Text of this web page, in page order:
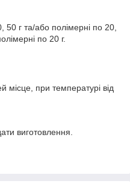
50 г та/або полімерні по 20,
по 20 г.
місце, при температурі від
виготовлення.